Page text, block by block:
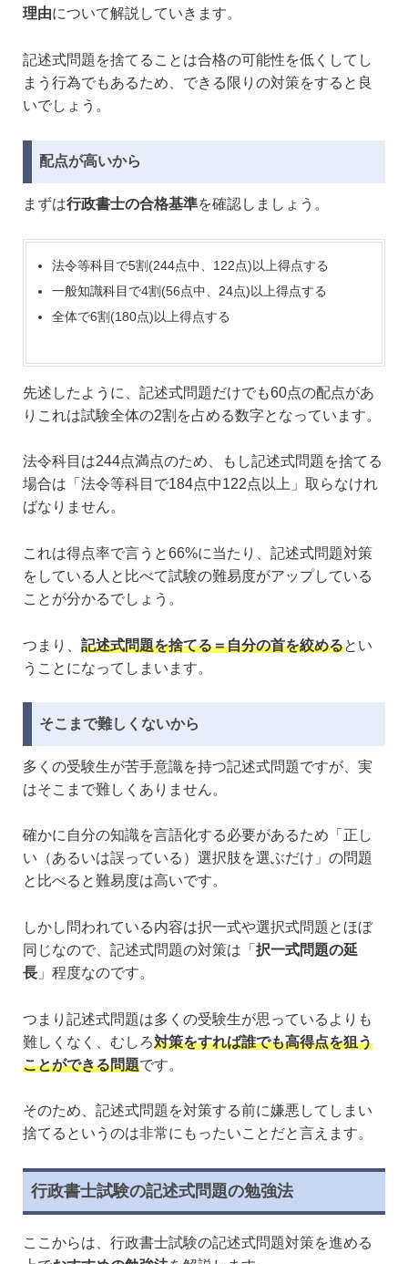
理由について解説していきます。
記述式問題を捨てることは合格の可能性を低くしてし
まう行為でもあるため、できる限りの対策をすると良
いでしょう。
配点が高いから
まずは行政書士の合格基準を確認しましょう。
法令等科目で5割(244点中、122点)以上得点する
一般知識科目で4割(56点中、24点)以上得点する
全体で6割(180点)以上得点する
先述したように、記述式問題だけでも60点の配点があ
りこれは試験全体の2割を占める数字となっています。
法令科目は244点満点のため、もし記述式問題を捨てる
場合は「法令等科目で184点中122点以上」取らなけれ
ばなりません。
これは得点率で言うと66%に当たり、記述式問題対策
をしている人と比べて試験の難易度がアップしている
ことが分かるでしょう。
つまり、 記述式問題を捨てる＝自分の首を絞めるとい
うことになってしまいます。
そこまで難しくないから
多くの受験生が苦手意識を持つ記述式問題ですが、実
はそこまで難しくありません。
確かに自分の知識を言語化する必要があるため「正し
い（あるいは誤っている）選択肢を選ぶだけ」の問題
と比べると難易度は高いです。
しかし問われている内容は択一式や選択式問題とほぼ
同じなので、記述式問題の対策は「 択一式問題の延
長 」程度なのです。
つまり記述式問題は多くの受験生が思っているよりも
難しくなく、むしろ対策をすれば誰でも高得点を狙う
ことができる問題です。
そのため、記述式問題を対策する前に嫌悪してしまい
捨てるというのは非常にもったいことだと言えます。
行政書士試験の記述式問題の勉強法
ここからは、行政書士試験の記述式問題対策を進める